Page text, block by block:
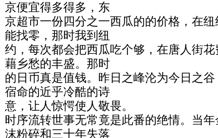
京便宜得多得多，东
京超市一份四分之一西瓜的的价格，在
能找零，那时我到纽
约，每次都会把西瓜吃个够，在唐人街
藉乡愁的丰盛。那时
的日币真是值钱。昨日之峰沦为今日之
宿命的近乎冷酷的诗
意，让人惊愕使人敬畏。
时序流转世事无常竟是此番的绝情。当
沫粉碎和三十年失落